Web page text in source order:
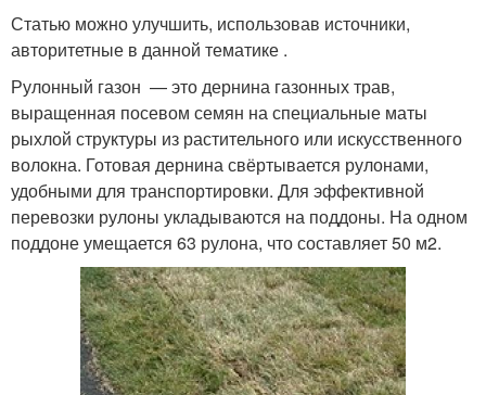
Статью можно улучшить, использовав источники,
авторитетные в данной тематике .
Рулонный газон — это дернина газонных трав,
выращенная посевом семян на специальные маты
рыхлой структуры из растительного или искусственного
волокна. Готовая дернина свёртывается рулонами,
удобными для транспортировки. Для эффективной
перевозки рулоны укладываются на поддоны. На одном
поддоне умещается 63 рулона, что составляет 50 м2.